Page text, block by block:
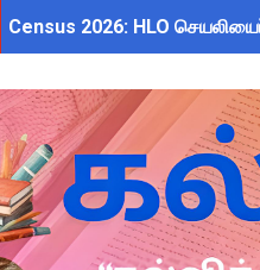
Census 2026: HLO
அரசு ஊழியர்களுக்கு
தமிழகப் பள்ளிகளுக்கு
Kalai Thiruvizha 2026 -